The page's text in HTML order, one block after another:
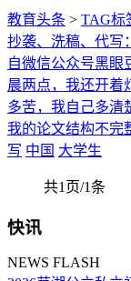
教育头条 > TAG标
抄袭、洗稿、代写
自微信公众号黑眼
晨两点，我还开着
多苦，我自己多清
我的论文结构不完
写 中国 大学生
共1页/1条
快讯
NEWS FLASH